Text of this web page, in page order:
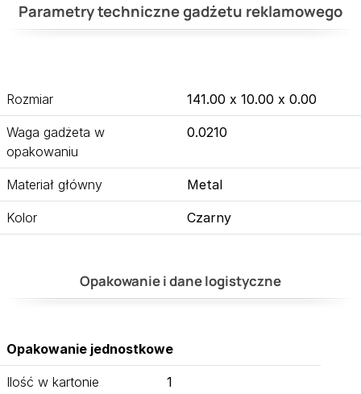
Parametry techniczne gadżetu reklamowego
Rozmiar 141.00 x 10.00 x 0.00
Waga gadżeta w
opakowaniu
0.0210
Materiał główny Metal
Kolor Czarny
Opakowanie i dane logistyczne
Opakowanie jednostkowe
Ilość w kartonie 1